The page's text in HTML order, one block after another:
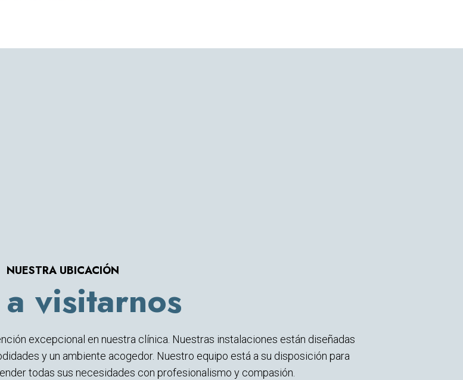
NUESTRA UBICACIÓN
a visitarnos
excepcional en nuestra clínica. Nuestras instalaciones están diseñadas
y un ambiente acogedor. Nuestro equipo está a su disposición para
todas sus necesidades con profesionalismo y compasión.